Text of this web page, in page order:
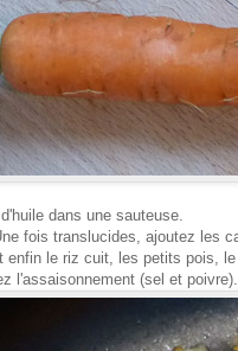
dans une sauteuse.
fois translucides, ajoutez les
enfin le riz cuit, les petits pois,
l'assaisonnement (sel et poivre).